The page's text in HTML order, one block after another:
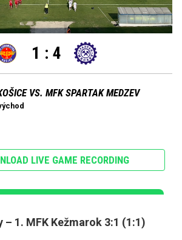
– 1. MFK Kežmarok 3:1 (1:1)